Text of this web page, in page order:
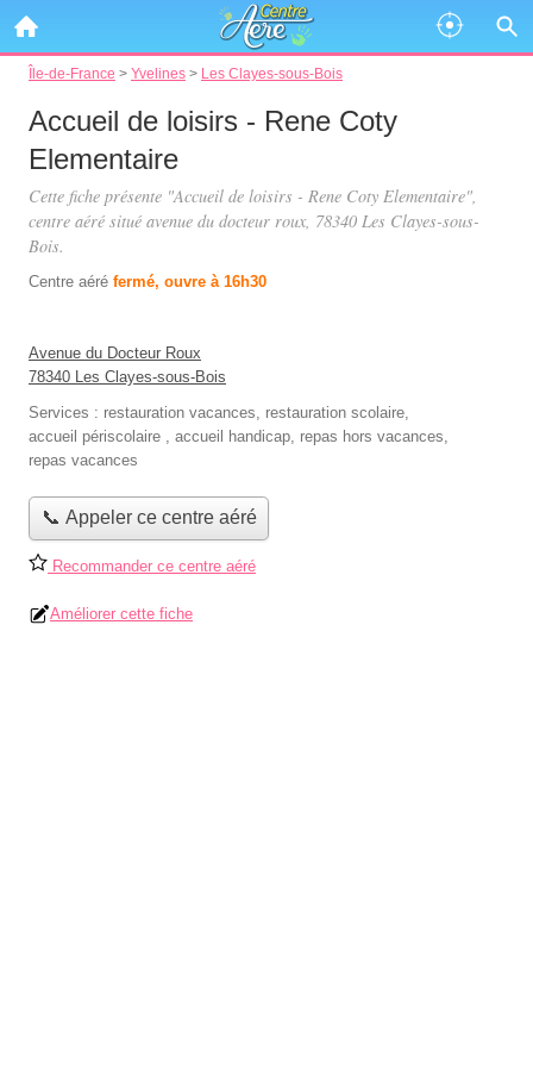
Île-de-France > Yvelines > Les Clayes-sous-Bois
Accueil de loisirs - Rene Coty
Elementaire
Cette fiche présente "Accueil de loisirs - Rene Coty Elementaire",
centre aéré situé avenue du docteur roux, 78340 Les Clayes-sous-
Bois.
Centre aéré fermé, ouvre à 16h30
Avenue du Docteur Roux
78340 Les Clayes-sous-Bois
Services : restauration vacances, restauration scolaire,
accueil périscolaire , accueil handicap, repas hors vacances,
repas vacances
📞 Appeler ce centre aéré
Recommander ce centre aéré
Améliorer cette fiche